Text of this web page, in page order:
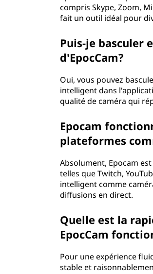
compris Skype, Zoom,
fait un outil idéal pour
Puis-je basculer
d'EpocCam?
Oui, vous pouvez
intelligent dans
qualité de caméra qui
Epocam
plateformes
Absolument, Epocam
telles que Twitch,
intelligent comme
diffusions en direct.
Quelle est la
EpocCam
Pour une expérience
stable et